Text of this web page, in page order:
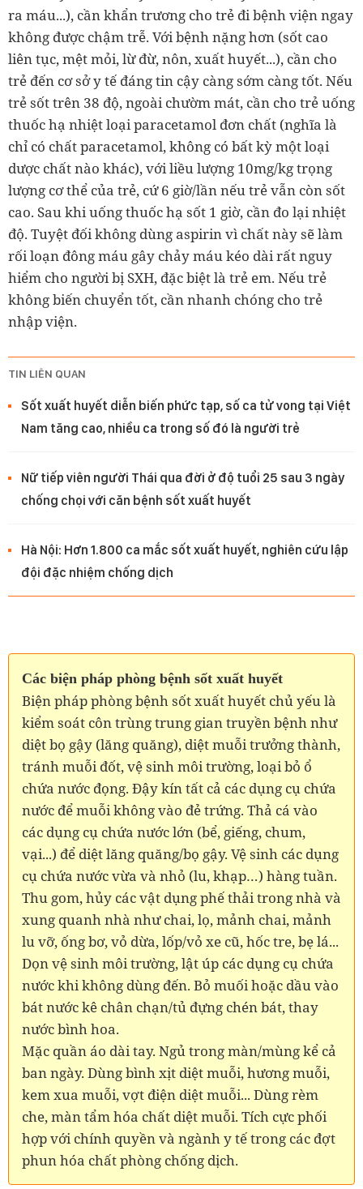
ra máu...), cần khẩn trương cho trẻ đi bệnh viện ngay
không được chậm trễ. Với bệnh nặng hơn (sốt cao
liên tục, mệt mỏi, lừ đừ, nôn, xuất huyết...), cần cho
trẻ đến cơ sở y tế đáng tin cậy càng sớm càng tốt. Nếu
trẻ sốt trên 38 độ, ngoài chườm mát, cần cho trẻ uống
thuốc hạ nhiệt loại paracetamol đơn chất (nghĩa là
chỉ có chất paracetamol, không có bất kỳ một loại
dược chất nào khác), với liều lượng 10mg/kg trọng
lượng cơ thể của trẻ, cứ 6 giờ/lần nếu trẻ vẫn còn sốt
cao. Sau khi uống thuốc hạ sốt 1 giờ, cần đo lại nhiệt
độ. Tuyệt đối không dùng aspirin vì chất này sẽ làm
rối loạn đông máu gây chảy máu kéo dài rất nguy
hiểm cho người bị SXH, đặc biệt là trẻ em. Nếu trẻ
không biến chuyển tốt, cần nhanh chóng cho trẻ
nhập viện.
TIN LIÊN QUAN
Sốt xuất huyết diễn biến phức tạp, số ca tử vong tại Việt
Nam tăng cao, nhiều ca trong số đó là người trẻ
Nữ tiếp viên người Thái qua đời ở độ tuổi 25 sau 3 ngày
chống chọi với căn bệnh sốt xuất huyết
Hà Nội: Hơn 1.800 ca mắc sốt xuất huyết, nghiên cứu lập
đội đặc nhiệm chống dịch
Các biện pháp phòng bệnh sốt xuất huyết
Biện pháp phòng bệnh sốt xuất huyết chủ yếu là
kiểm soát côn trùng trung gian truyền bệnh như
diệt bọ gậy (lăng quăng), diệt muỗi trưởng thành,
tránh muỗi đốt, vệ sinh môi trường, loại bỏ ổ
chứa nước đọng. Đậy kín tất cả các dụng cụ chứa
nước để muỗi không vào đẻ trứng. Thả cá vào
các dụng cụ chứa nước lớn (bể, giếng, chum,
vại...) để diệt lăng quăng/bọ gậy. Vệ sinh các dụng
cụ chứa nước vừa và nhỏ (lu, khạp…) hàng tuần.
Thu gom, hủy các vật dụng phế thải trong nhà và
xung quanh nhà như chai, lọ, mảnh chai, mảnh
lu vỡ, ống bơ, vỏ dừa, lốp/vỏ xe cũ, hốc tre, bẹ lá...
Dọn vệ sinh môi trường, lật úp các dụng cụ chứa
nước khi không dùng đến. Bỏ muối hoặc dầu vào
bát nước kê chân chạn/tủ đựng chén bát, thay
nước bình hoa.
Mặc quần áo dài tay. Ngủ trong màn/mùng kể cả
ban ngày. Dùng bình xịt diệt muỗi, hương muỗi,
kem xua muỗi, vợt điện diệt muỗi... Dùng rèm
che, màn tẩm hóa chất diệt muỗi. Tích cực phối
hợp với chính quyền và ngành y tế trong các đợt
phun hóa chất phòng chống dịch.